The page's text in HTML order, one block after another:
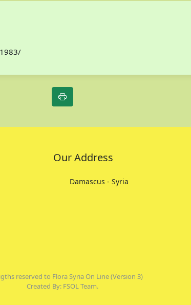
Our Address
Damascus - Syria
reserved to Flora Syria On Line (Version 3)
Created By: FSOL Team.